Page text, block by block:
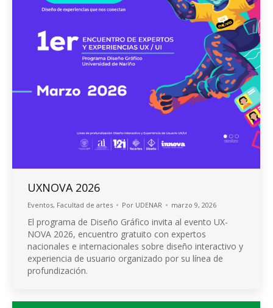
UXNOVA 2026
Eventos, Facultad de artes Por UDENAR marzo 9, 2026
El programa de Diseño Gráfico invita al evento UX-
NOVA 2026, encuentro gratuito con expertos
nacionales e internacionales sobre diseño interactivo y
experiencia de usuario organizado por su línea de
profundización.